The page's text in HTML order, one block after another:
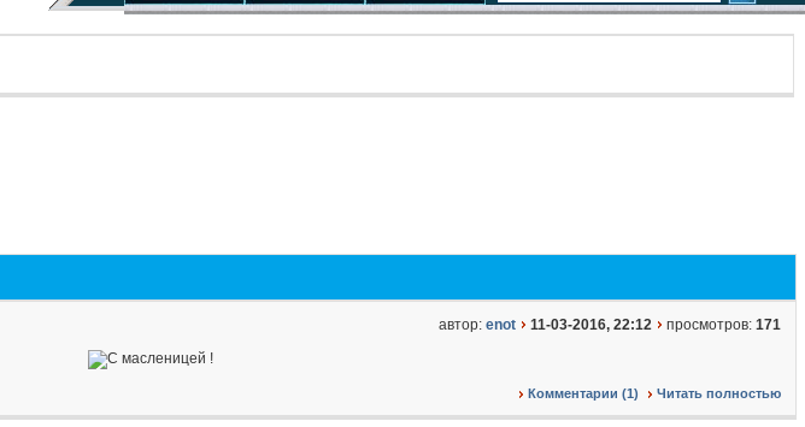
автор: enot 11-03-2016, 22:12 просмотров: 171
Комментарии (1) Читать полностью